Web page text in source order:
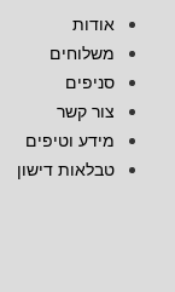
אודות
משלוחים
סניפים
צור קשר
מידע וטיפים
טבלאות דישון